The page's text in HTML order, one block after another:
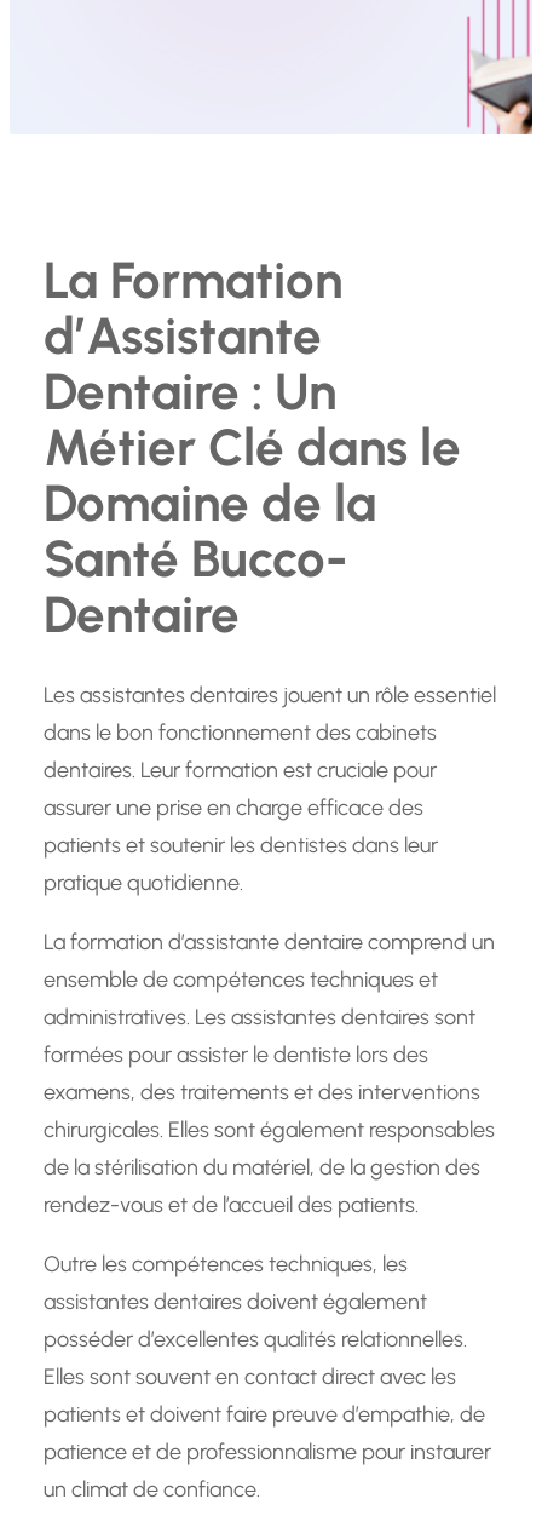
La Formation
d’Assistante
Dentaire : Un
Métier Clé dans le
Domaine de la
Santé Bucco-
Dentaire
Les assistantes dentaires jouent un rôle essentiel
dans le bon fonctionnement des cabinets
dentaires. Leur formation est cruciale pour
assurer une prise en charge efficace des
patients et soutenir les dentistes dans leur
pratique quotidienne.
La formation d’assistante dentaire comprend un
ensemble de compétences techniques et
administratives. Les assistantes dentaires sont
formées pour assister le dentiste lors des
examens, des traitements et des interventions
chirurgicales. Elles sont également responsables
de la stérilisation du matériel, de la gestion des
rendez-vous et de l’accueil des patients.
Outre les compétences techniques, les
assistantes dentaires doivent également
posséder d’excellentes qualités relationnelles.
Elles sont souvent en contact direct avec les
patients et doivent faire preuve d’empathie, de
patience et de professionnalisme pour instaurer
un climat de confiance.